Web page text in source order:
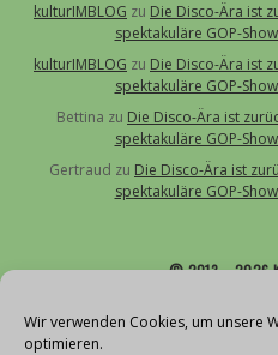
Wir verwenden Cookies, um unsere
optimieren.
kulturIMBLOG zu Die Disco-Ära ist
spektakuläre GOP-
kulturIMBLOG zu Die Disco-Ära ist
spektakuläre GOP-
Bettina zu Die Disco-Ära ist
spektakuläre GOP-
Gertraud zu Die Disco-Ära ist
spektakuläre GOP-
© 2013 – 2026
Über